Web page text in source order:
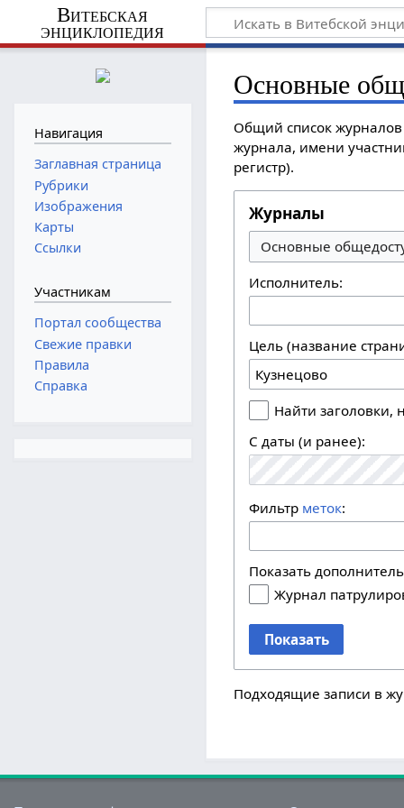
Витебская
энциклопедия
Основные
Общий список журналов
журнала, имени
регистр).
Журналы
Исполнитель:
Цель (название
Найти
С даты (и ранее):
Фильтр меток:
Показать
Журнал
Показать
Подходящие записи в
Навигация
Заглавная страница
Рубрики
Изображения
Карты
Ссылки
Участникам
Портал сообщества
Свежие правки
Правила
Справка